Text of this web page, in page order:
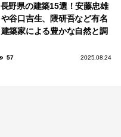
長野県の建築15選！安藤忠雄
や谷口吉生、隈研吾など有名
建築家による豊かな自然と調
57 2025.08.24